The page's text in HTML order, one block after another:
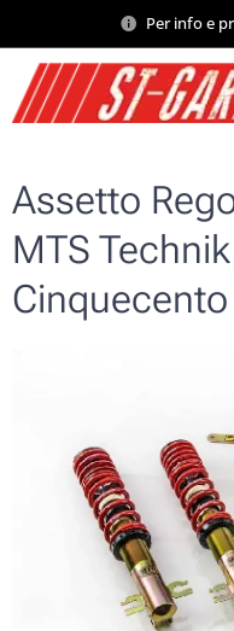
Per info e
Assetto
MTS